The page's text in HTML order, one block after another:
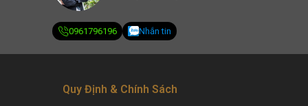
0961796196 Nhắn tin
Quy Định & Chính Sách